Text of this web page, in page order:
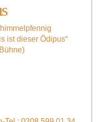
ist dieser Ödipus“